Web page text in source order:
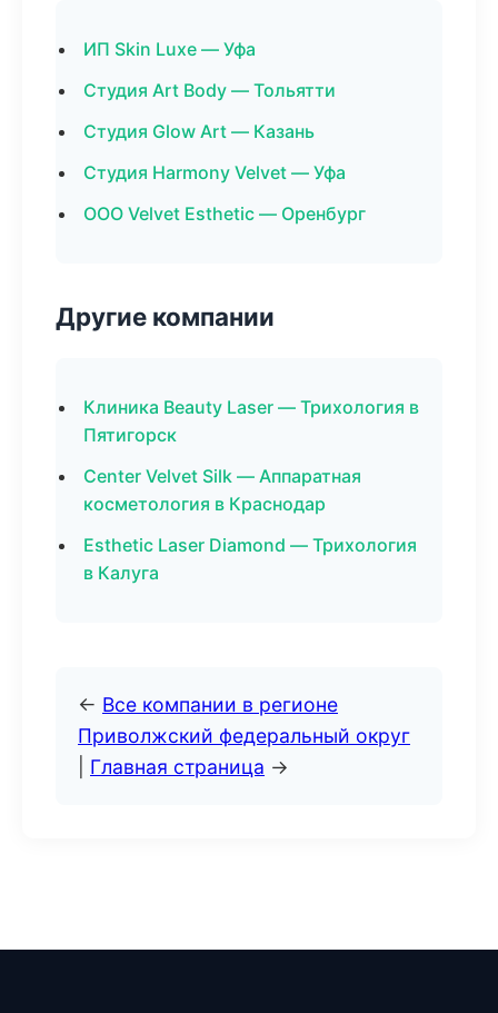
ИП Skin Luxe — Уфа
Студия Art Body — Тольятти
Студия Glow Art — Казань
Студия Harmony Velvet — Уфа
ООО Velvet Esthetic — Оренбург
Другие компании
Клиника Beauty Laser — Трихология в
Пятигорск
Center Velvet Silk — Аппаратная
косметология в Краснодар
Esthetic Laser Diamond — Трихология
в Калуга
← Все компании в регионе
Приволжский федеральный округ
Главная страница →